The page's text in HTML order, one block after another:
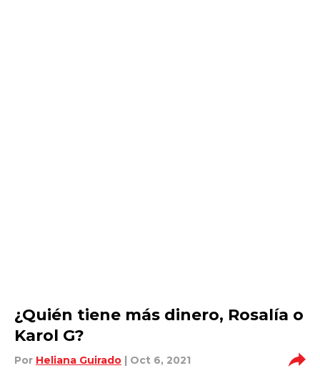
¿Quién tiene más dinero, Rosalía o
Karol G?
Por Heliana Guirado | Oct 6, 2021